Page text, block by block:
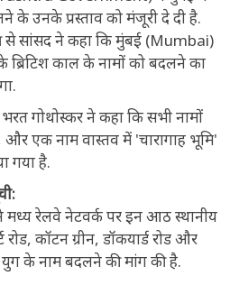
उनके प्रस्ताव को मंजूरी दे दी है.
से सांसद ने कहा कि मुंबई (Mumbai)
काल के नामों को बदलने का
गोथोस्कर ने कहा कि सभी नामों
एक नाम वास्तव में 'चारागाह भूमि'
गया है.
मध्य रेलवे नेटवर्क पर इन आठ स्थानीय
कॉटन ग्रीन, डॉकयार्ड रोड और
युग के नाम बदलने की मांग की है.